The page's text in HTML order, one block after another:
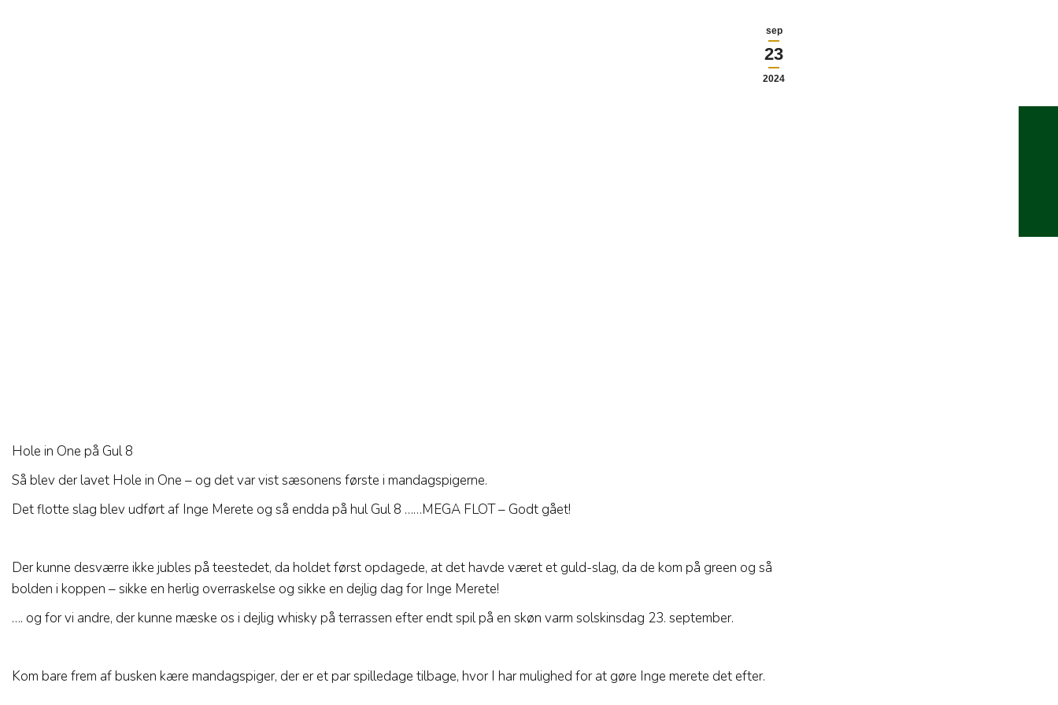
sep
23
2024
Hole in One på Gul 8
Så blev der lavet Hole in One – og det var vist sæsonens første i mandagspigerne.
Det flotte slag blev udført af Inge Merete og så endda på hul Gul 8 ……MEGA FLOT – Godt gået!
Der kunne desværre ikke jubles på teestedet, da holdet først opdagede, at det havde været et guld-slag, da de kom på green og så
bolden i koppen – sikke en herlig overraskelse og sikke en dejlig dag for Inge Merete!
…. og for vi andre, der kunne mæske os i dejlig whisky på terrassen efter endt spil på en skøn varm solskinsdag 23. september.
Kom bare frem af busken kære mandagspiger, der er et par spilledage tilbage, hvor I har mulighed for at gøre Inge merete det efter.